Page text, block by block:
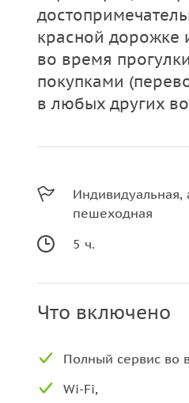
красной дорожке
во время
покупками
в любых других
Индивидуальная,
пешеходная
5 ч.
Что включено
Полный сервис во
Wi-Fi,